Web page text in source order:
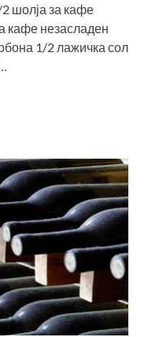
2 шолја за кафе
кафе незасладен
1/2 лажичка сол